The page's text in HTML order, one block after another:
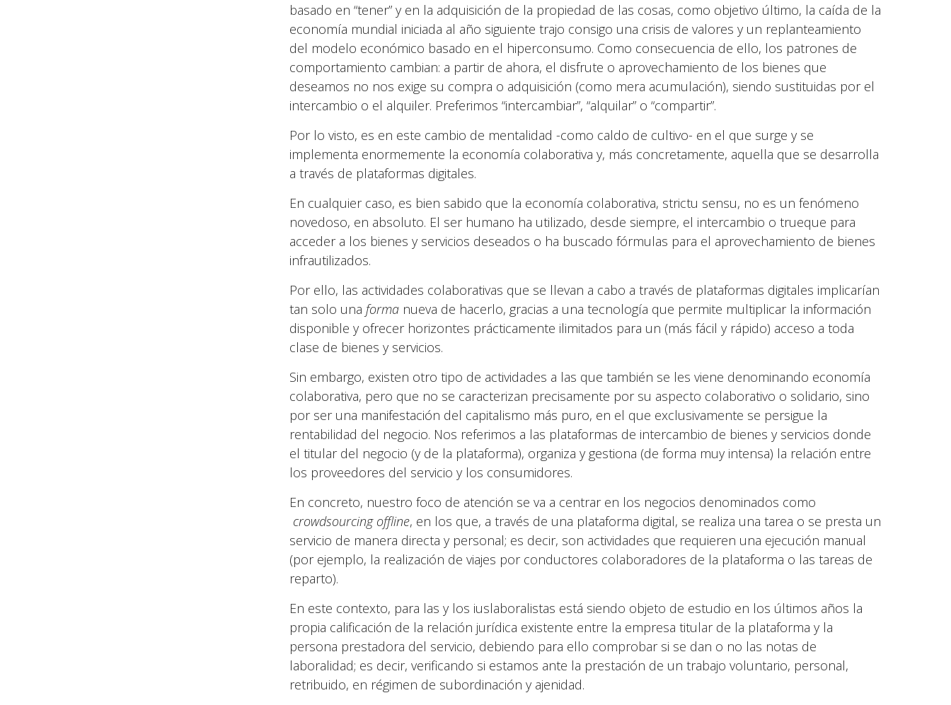
basado en “tener” y en la adquisición de la propiedad de las cosas, como objetivo último, la caída de la
economía mundial iniciada al año siguiente trajo consigo una crisis de valores y un replanteamiento
del modelo económico basado en el hiperconsumo. Como consecuencia de ello, los patrones de
comportamiento cambian: a partir de ahora, el disfrute o aprovechamiento de los bienes que
deseamos no nos exige su compra o adquisición (como mera acumulación), siendo sustituidas por el
intercambio o el alquiler. Preferimos “intercambiar”, “alquilar” o “compartir”.
Por lo visto, es en este cambio de mentalidad -como caldo de cultivo- en el que surge y se
implementa enormemente la economía colaborativa y, más concretamente, aquella que se desarrolla
a través de plataformas digitales.
En cualquier caso, es bien sabido que la economía colaborativa, strictu sensu, no es un fenómeno
novedoso, en absoluto. El ser humano ha utilizado, desde siempre, el intercambio o trueque para
acceder a los bienes y servicios deseados o ha buscado fórmulas para el aprovechamiento de bienes
infrautilizados.
Por ello, las actividades colaborativas que se llevan a cabo a través de plataformas digitales implicarían
tan solo una forma nueva de hacerlo, gracias a una tecnología que permite multiplicar la información
disponible y ofrecer horizontes prácticamente ilimitados para un (más fácil y rápido) acceso a toda
clase de bienes y servicios.
Sin embargo, existen otro tipo de actividades a las que también se les viene denominando economía
colaborativa, pero que no se caracterizan precisamente por su aspecto colaborativo o solidario, sino
por ser una manifestación del capitalismo más puro, en el que exclusivamente se persigue la
rentabilidad del negocio. Nos referimos a las plataformas de intercambio de bienes y servicios donde
el titular del negocio (y de la plataforma), organiza y gestiona (de forma muy intensa) la relación entre
los proveedores del servicio y los consumidores.
En concreto, nuestro foco de atención se va a centrar en los negocios denominados como
crowdsourcing offline, en los que, a través de una plataforma digital, se realiza una tarea o se presta un
servicio de manera directa y personal; es decir, son actividades que requieren una ejecución manual
(por ejemplo, la realización de viajes por conductores colaboradores de la plataforma o las tareas de
reparto).
En este contexto, para las y los iuslaboralistas está siendo objeto de estudio en los últimos años la
propia calificación de la relación jurídica existente entre la empresa titular de la plataforma y la
persona prestadora del servicio, debiendo para ello comprobar si se dan o no las notas de
laboralidad; es decir, verificando si estamos ante la prestación de un trabajo voluntario, personal,
retribuido, en régimen de subordinación y ajenidad.